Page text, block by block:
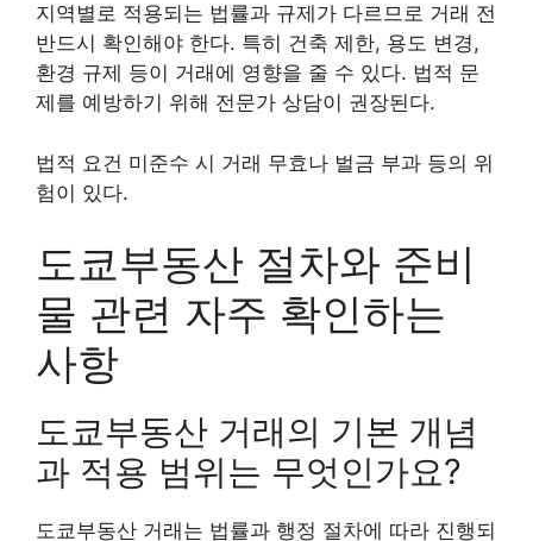
지역별로 적용되는 법률과 규제가 다르므로 거래 전
반드시 확인해야 한다. 특히 건축 제한, 용도 변경,
환경 규제 등이 거래에 영향을 줄 수 있다. 법적 문
제를 예방하기 위해 전문가 상담이 권장된다.
법적 요건 미준수 시 거래 무효나 벌금 부과 등의 위
험이 있다.
도쿄부동산 절차와 준비
물 관련 자주 확인하는
사항
도쿄부동산 거래의 기본 개념
과 적용 범위는 무엇인가요?
도쿄부동산 거래는 법률과 행정 절차에 따라 진행되